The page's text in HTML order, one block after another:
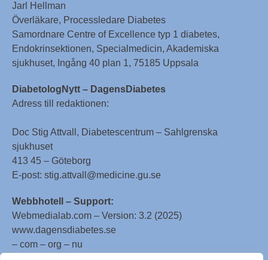
Jarl Hellman
Överläkare, Processledare Diabetes
Samordnare Centre of Excellence typ 1 diabetes,
Endokrinsektionen, Specialmedicin, Akademiska
sjukhuset, Ingång 40 plan 1, 75185 Uppsala
DiabetologNytt – DagensDiabetes
Adress till redaktionen:
Doc Stig Attvall, Diabetescentrum – Sahlgrenska
sjukhuset
413 45 – Göteborg
E-post: stig.attvall@medicine.gu.se
Webbhotell – Support:
Webmedialab.com – Version: 3.2 (2025)
www.dagensdiabetes.se
– com – org – nu